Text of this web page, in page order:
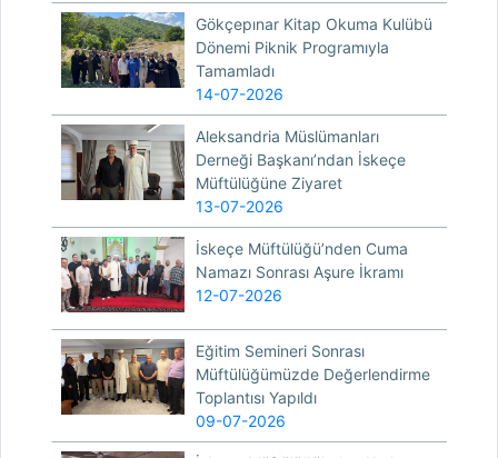
Gökçepınar Kitap Okuma Kulübü
Dönemi Piknik Programıyla
Tamamladı
14-07-2026
Aleksandria Müslümanları
Derneği Başkanı’ndan İskeçe
Müftülüğüne Ziyaret
13-07-2026
İskeçe Müftülüğü’nden Cuma
Namazı Sonrası Aşure İkramı
12-07-2026
Eğitim Semineri Sonrası
Müftülüğümüzde Değerlendirme
Toplantısı Yapıldı
09-07-2026